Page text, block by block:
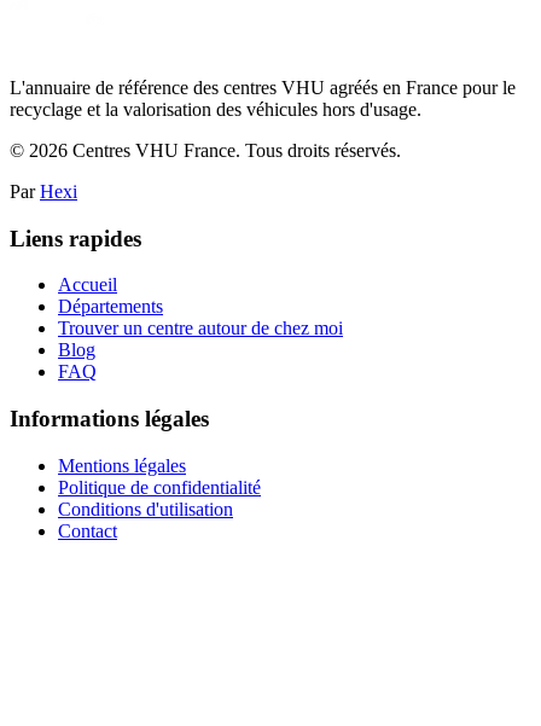
L'annuaire de référence des centres VHU agréés en France pour le
recyclage et la valorisation des véhicules hors d'usage.
© 2026 Centres VHU France. Tous droits réservés.
Par Hexi
Liens rapides
Accueil
Départements
Trouver un centre autour de chez moi
Blog
FAQ
Informations légales
Mentions légales
Politique de confidentialité
Conditions d'utilisation
Contact